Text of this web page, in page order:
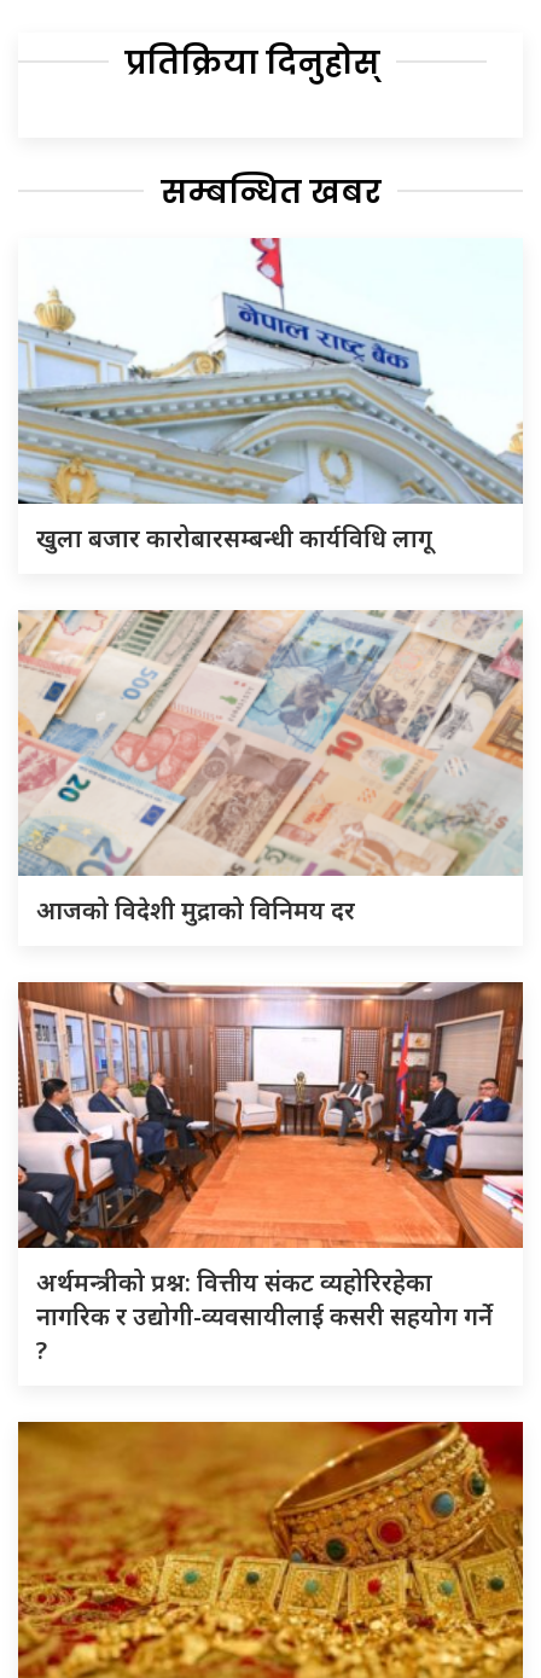
प्रतिक्रिया दिनुहोस्
सम्बन्धित खबर
खुला बजार कारोबारसम्बन्धी कार्यविधि लागू
आजको विदेशी मुद्राको विनिमय दर
अर्थमन्त्रीको प्रश्न: वित्तीय संकट व्यहोरिरहेका
नागरिक र उद्योगी-व्यवसायीलाई कसरी सहयोग गर्ने
?